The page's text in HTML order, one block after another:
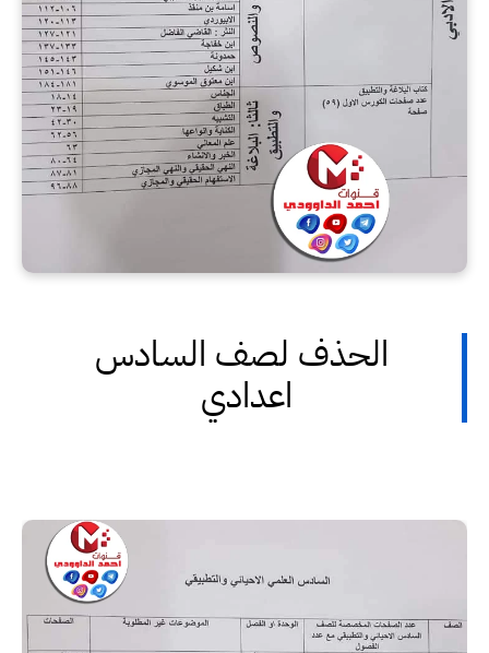
الحذف لصف السادس
اعدادي